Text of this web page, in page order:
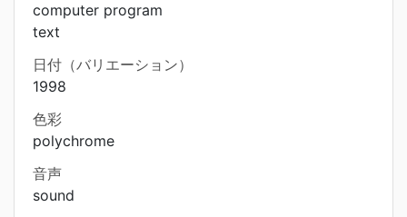
computer program
text
日付（バリエーション）
1998
色彩
polychrome
音声
sound